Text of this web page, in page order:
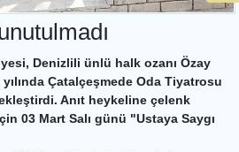
Denizlili ünlü halk ozanı Özay
Çatalçeşmede Oda Tiyatrosu
Anıt heykeline çelenk
03 Mart Salı günü "Ustaya Saygı